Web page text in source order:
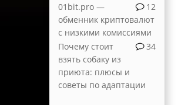
12
01bit.pro —
обменник криптовалют
с низкими комиссиями
34
Почему стоит
взять собаку из
приюта: плюсы и
советы по адаптации